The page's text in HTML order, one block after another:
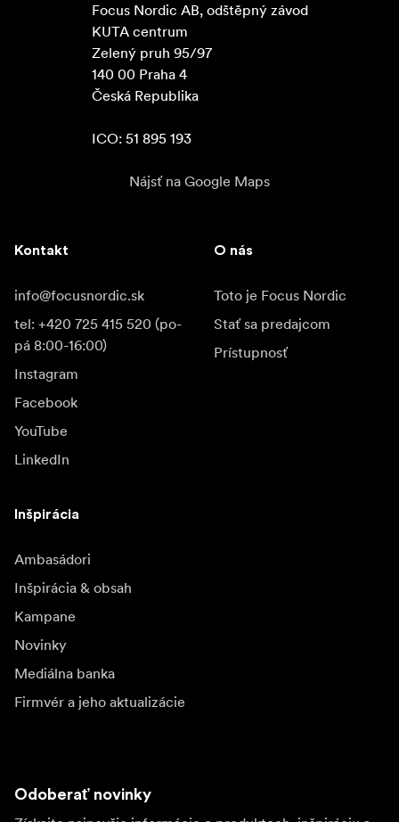
Focus Nordic AB, odštěpný závod
KUTA centrum
Zelený pruh 95/97
140 00 Praha 4
Česká Republika
ICO: 51 895 193
Nájsť na Google Maps
Kontakt
info@focusnordic.sk
tel: +420 725 415 520 (po-
pá 8:00-16:00)
Instagram
Facebook
YouTube
LinkedIn
O nás
Toto je Focus Nordic
Stať sa predajcom
Prístupnosť
Inšpirácia
Ambasádori
Inšpirácia & obsah
Kampane
Novinky
Mediálna banka
Firmvér a jeho aktualizácie
Odoberať novinky